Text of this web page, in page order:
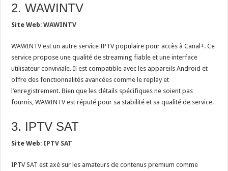
2. WAWINTV
Site Web:WAWINTV
WAWINTV est un autre service IPTV populaire pour accès à Canal+. Ce
service propose une qualité de streaming fiable et une interface
utilisateur conviviale. Il est compatible avec les appareils Android et
offre des fonctionnalités avancées comme le replay et
l’enregistrement. Bien que les détails spécifiques ne soient pas
fournis, WAWINTV est réputé pour sa stabilité et sa qualité de service.
3. IPTV SAT
Site Web: IPTV SAT
IPTV SAT est axé sur les amateurs de contenus premium comme